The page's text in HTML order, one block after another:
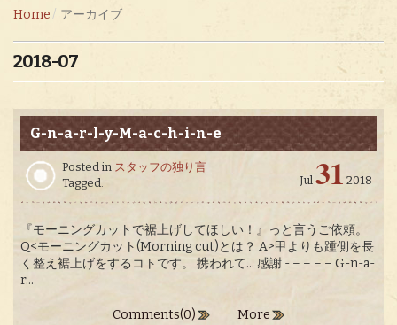
Home アーカイブ
2018-07
G-n-a-r-l-y-M-a-c-h-i-n-e
Posted in スタッフの独り言
Tagged:
Jul 31 2018
『モーニングカットで裾上げしてほしい！』っと言うご依頼。
Q<モーニングカット(Morning cut)とは？ A>甲よりも踵側を長
く整え裾上げをするコトです。 携われて… 感謝 - – – – – G-n-a-
r...
Comments(0) More